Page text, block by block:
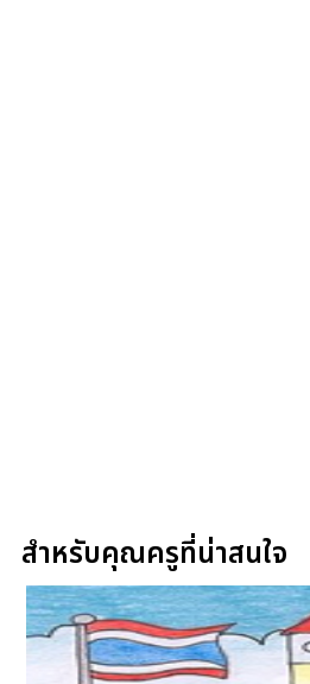
สำหรับคุณครูที่น่าสนใจ